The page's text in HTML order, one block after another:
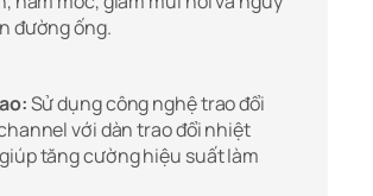
đường ống.
Sử dụng công nghệ trao đổi
với dàn trao đổi nhiệt
tăng cường hiệu suất làm